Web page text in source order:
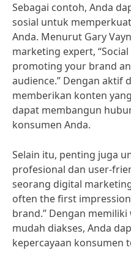
Sebagai contoh, Anda
sosial untuk
Anda. Menurut Gary
marketing expert,
promoting your brand
audience.” Dengan aktif
memberikan konten
dapat membangun
konsumen Anda.
Selain itu, penting juga
profesional dan user-
seorang digital
often the first
brand.” Dengan
mudah diakses, Anda
kepercayaan konsumen